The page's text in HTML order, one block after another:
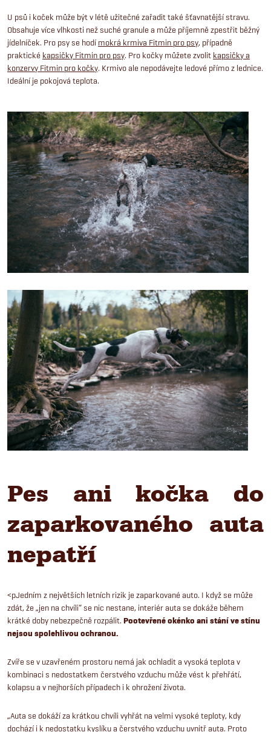
U psů i koček může být v létě užitečné zařadit také šťavnatější stravu.
Obsahuje více vlhkosti než suché granule a může příjemně zpestřit běžný
jídelníček. Pro psy se hodí mokrá krmiva Fitmin pro psy, případně
praktické kapsičky Fitmin pro psy. Pro kočky můžete zvolit kapsičky a
konzervy Fitmin pro kočky. Krmivo ale nepodávejte ledové přímo z lednice.
Ideální je pokojová teplota.
Pes ani kočka do
zaparkovaného auta
nepatří
<pJedním z největších letních rizik je zaparkované auto. I když se může
zdát, že „jen na chvíli“ se nic nestane, interiér auta se dokáže během
krátké doby nebezpečně rozpálit. Pootevřené okénko ani stání ve stínu
nejsou spolehlivou ochranou.
Zvíře se v uzavřeném prostoru nemá jak ochladit a vysoká teplota v
kombinaci s nedostatkem čerstvého vzduchu může vést k přehřátí,
kolapsu a v nejhorších případech i k ohrožení života.
„Auta se dokáží za krátkou chvíli vyhřát na velmi vysoké teploty, kdy
dochází i k nedostatku kyslíku a čerstvého vzduchu uvnitř auta. Proto